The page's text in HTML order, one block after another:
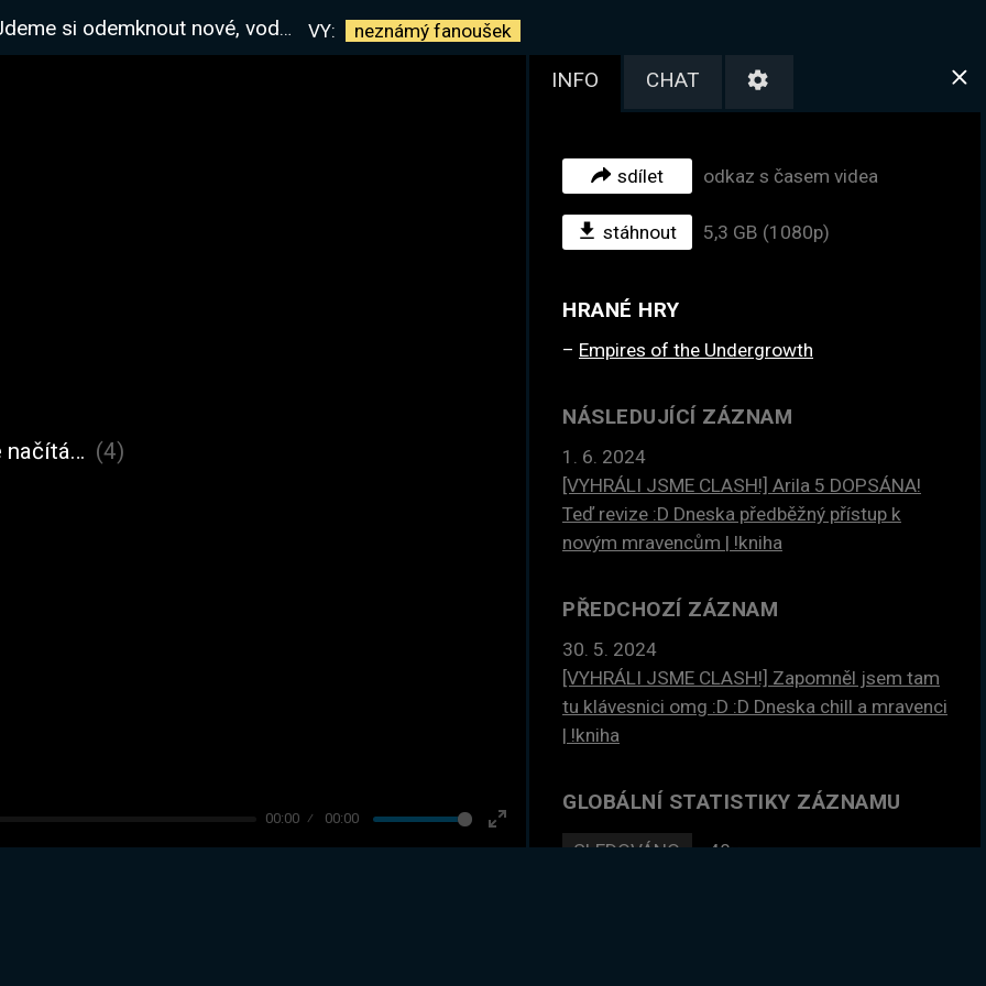
nové, vodní mravence. Nejspíš... | !kniha VY: neznámý fanoušek
00:00 00:00
Enter
načítá… (4)
INFO CHAT
sdílet odkaz s časem videa
stáhnout 5,3 GB (1080p)
HRANÉ HRY
Empires of the Undergrowth
NÁSLEDUJÍCÍ ZÁZNAM
1. 6. 2024
[VYHRÁLI JSME CLASH!] Arila 5 DOPSÁNA!
Teď revize :D Dneska předběžný přístup k
novým mravencům | !kniha
PŘEDCHOZÍ ZÁZNAM
30. 5. 2024
[VYHRÁLI JSME CLASH!] Zapomněl jsem tam
tu klávesnici omg :D :D Dneska chill a mravenci
| !kniha
GLOBÁLNÍ STATISTIKY ZÁZNAMU
SLEDOVÁNO 48×